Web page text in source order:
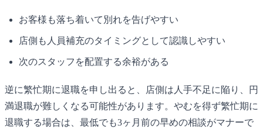
お客様も落ち着いて別れを告げやすい
店側も人員補充のタイミングとして認識しやすい
次のスタッフを配置する余裕がある
逆に繁忙期に退職を申し出ると、店側は人手不足に陥り、円
満退職が難しくなる可能性があります。やむを得ず繁忙期に
退職する場合は、最低でも3ヶ月前の早めの相談がマナーで